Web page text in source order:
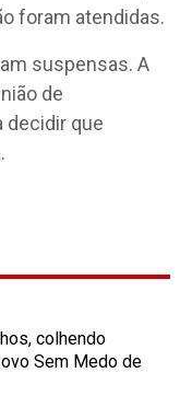
foram atendidas.
suspensas. A
de
decidir que
colhendo
Sem Medo de